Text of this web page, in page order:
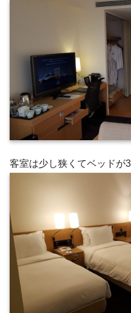
客室は少し狭くてベッドが